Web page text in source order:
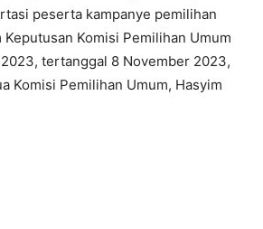
peserta kampanye pemilihan
Komisi Pemilihan Umum
tertanggal 8 November 2023,
Komisi Pemilihan Umum, Hasyim